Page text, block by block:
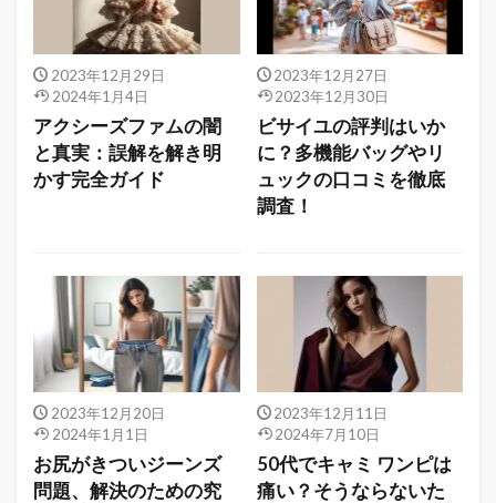
2023年12月29日
2024年1月4日
アクシーズファムの闇
と真実：誤解を解き明
かす完全ガイド
2023年12月27日
2023年12月30日
ビサイユの評判はいか
に？多機能バッグやリ
ュックの口コミを徹底
調査！
2023年12月20日
2024年1月1日
お尻がきついジーンズ
問題、解決のための究
2023年12月11日
2024年7月10日
50代でキャミ ワンピは
痛い？そうならないた